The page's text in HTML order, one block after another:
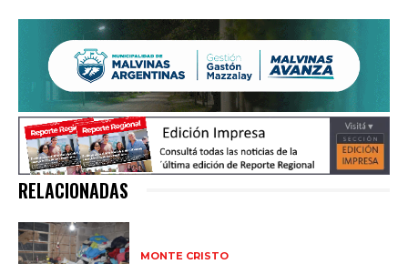
RELACIONADAS
MONTE CRISTO